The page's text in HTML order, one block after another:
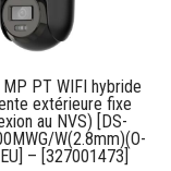
PT WIFI hybride
extérieure fixe
au NVS) [DS-
W(2.8mm)(O-
– [327001473]